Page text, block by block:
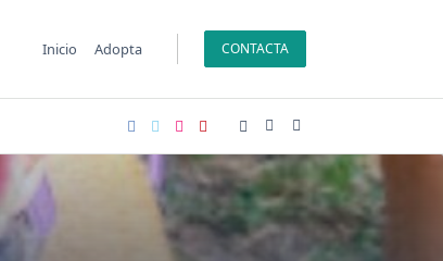
Inicio Adopta CONTACTA